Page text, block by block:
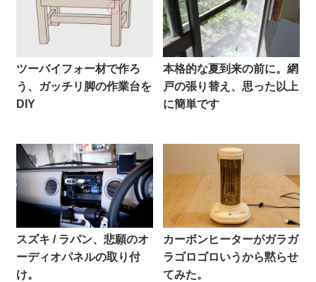
ツーバイフォー材で作ろ
う、ガッチリ脚の作業台を
DIY
本格的な夏到来の前に。網
戸の張り替え、思った以上
に簡単です
スズキ / ラパン、悲願のオ
ーディオパネルの取り付
け。
カーボンヒーターがガラガ
ラゴロゴロいうから黙らせ
てみた。